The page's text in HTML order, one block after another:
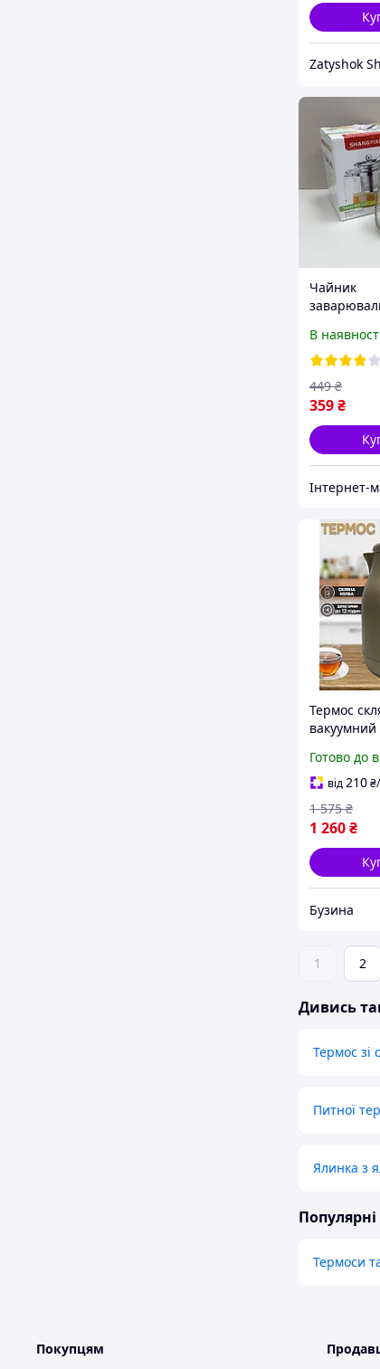
Zatyshok
Чайник
колбою для
600 мл
В
359₴
449 ₴
Термос
вакуумний
QB200 для
mayak
Готово до
від210₴
1 260₴
1 575 ₴
Бузина
1 2
Дивись
Термос зі
Питної
Ялинка з
Популярні
Термоси
Покупцям